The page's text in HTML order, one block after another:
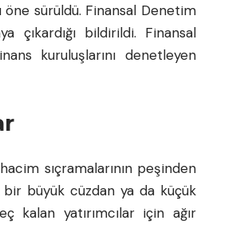
öne sürüldü. Finansal Denetim
çıkardığı bildirildi. Finansal
kuruluşlarını denetleyen
sıçramalarının peşinden
büyük cüzdan ya da küçük
kalan yatırımcılar için ağır